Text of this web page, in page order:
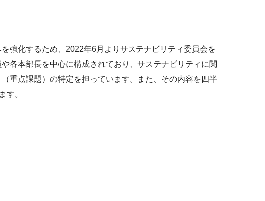
強化するため、2022年6月よりサステナビリティ委員会を
各本部長を中心に構成されており、サステナビリティに関
重点課題）の特定を担っています。また、その内容を四半
す。